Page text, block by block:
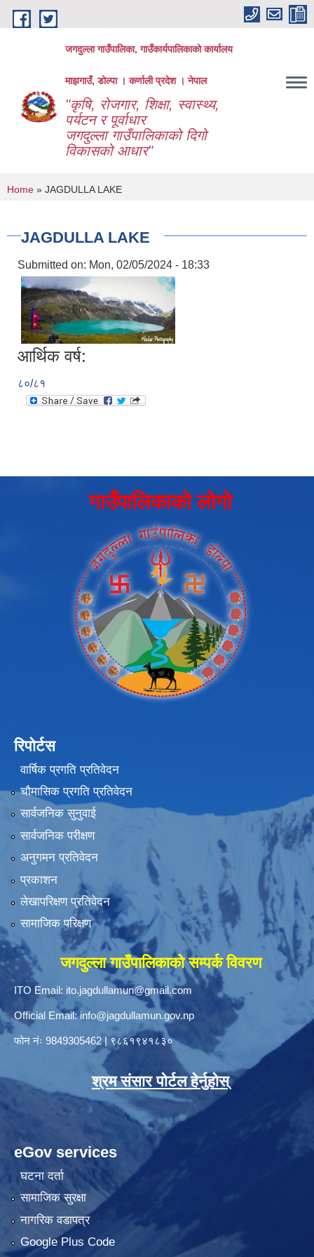
Skip to main content
जगदुल्ला गाउँपालिका, गाउँकार्यपालिकाको कार्यालय
माझगाउँ, डोल्पा । कर्णाली प्रदेश । नेपाल
"कृषि, रोजगार, शिक्षा, स्वास्थ्य,
पर्यटन र पूर्वाधार
जगदुल्ला गाउँपालिकाको दिगो
विकासको आधार"
You are here
Home » JAGDULLA LAKE
JAGDULLA LAKE
Submitted on: Mon, 02/05/2024 - 18:33
आर्थिक वर्ष:
८०/८१
गाउँपालिकाको लोगो
रिपोर्टस
वार्षिक प्रगति प्रतिवेदन
चौमासिक प्रगति प्रतिवेदन
सार्वजनिक सुनुवाई
सार्वजनिक परीक्षण
अनुगमन प्रतिवेदन
प्रकाशन
लेखापरिक्षण प्रतिवेदन
सामाजिक परिक्षण
जगदुल्ला गाउँपालिकाको सम्पर्क विवरण
ITO Email: ito.jagdullamun@gmail.com
Official Email:info@jagdullamun.gov.np
फोन नंः 9849305462| ९८६१९४१८३०
श्रम संसार पोर्टल हेर्नुहोस्
eGov services
घटना दर्ता
सामाजिक सुरक्षा
नागरिक वडापत्र
Google Plus Code